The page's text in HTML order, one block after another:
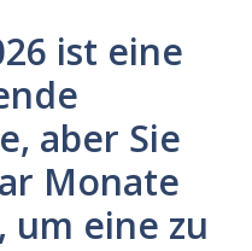
ist eine
aber Sie
Monate
eine zu